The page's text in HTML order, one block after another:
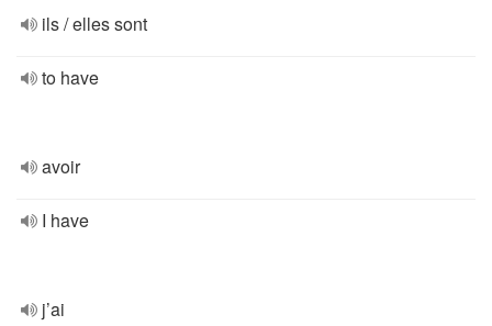
ils / elles sont
to have
avoir
I have
j’ai